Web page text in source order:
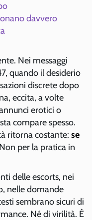
davvero
Nei messaggi
quando il desiderio
discrete dopo
eccita, a volte
erotici o
compare spesso.
ritorna costante: se
Non per la pratica in
delle escorts, nei
nelle domande
sembrano sicuri di
Né di virilità. È